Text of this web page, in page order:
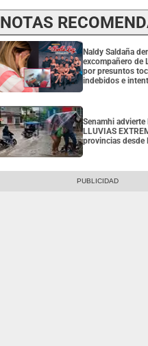
NOTAS
Naldy Saldaña
excompañero de
por presuntos
indebidos e
Senamhi advierte
LLUVIAS
provincias desde